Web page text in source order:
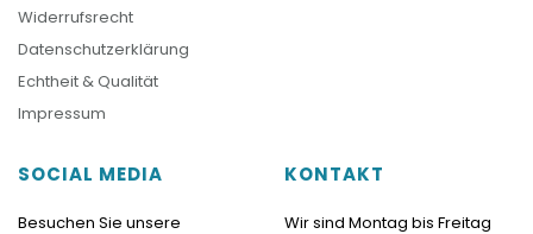
Widerrufsrecht
Datenschutzerklärung
Echtheit & Qualität
Impressum
SOCIAL MEDIA
Besuchen Sie unsere
KONTAKT
Wir sind Montag bis Freitag